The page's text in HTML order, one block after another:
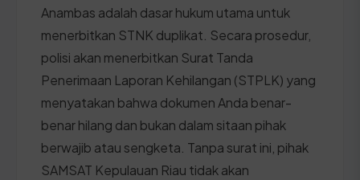
Anambas adalah dasar hukum utama untuk
menerbitkan STNK duplikat. Secara prosedur,
polisi akan menerbitkan Surat Tanda
Penerimaan Laporan Kehilangan (STPLK) yang
menyatakan bahwa dokumen Anda benar-
benar hilang dan bukan dalam sitaan pihak
berwajib atau sengketa. Tanpa surat ini, pihak
SAMSAT Kepulauan Riau tidak akan